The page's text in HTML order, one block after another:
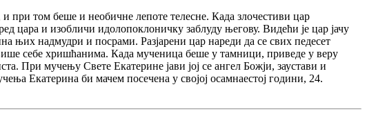
при том беше и необичне лепоте телесне. Када злочестиви цар
и изобличи идолопоклоничку заблуду његову. Видећи је цар јачу
њих надмудри и посрами. Разјарени цар нареди да се свих педесет
себе хришћанима. Када мученица беше у тамници, приведе у веру
При мучењу Свете Екатерине јави јој се ангел Божји, заустави и
Екатерина би мачем посечена у својој осамнаестој години, 24.